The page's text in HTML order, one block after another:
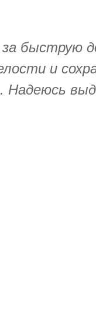
быструю
и
Надеюсь